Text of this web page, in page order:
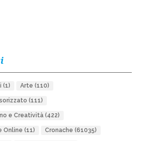
(1) Arte (110)
(111)
e Creatività(422)
Online (11) Cronache (61035)